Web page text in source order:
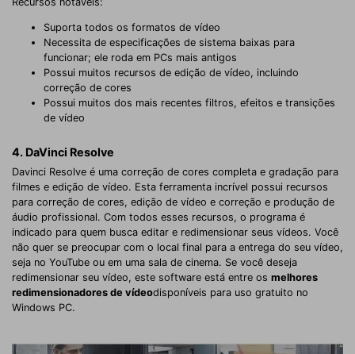
Suporta todos os formatos de vídeo
Necessita de especificações de sistema baixas para
funcionar; ele roda em PCs mais antigos
Possui muitos recursos de edição de vídeo, incluindo
correção de cores
Possui muitos dos mais recentes filtros, efeitos e transições
de vídeo
4. DaVinci Resolve
Davinci Resolve é uma correção de cores completa e gradação para
filmes e edição de vídeo. Esta ferramenta incrível possui recursos
para correção de cores, edição de vídeo e correção e produção de
áudio profissional. Com todos esses recursos, o programa é
indicado para quem busca editar e redimensionar seus vídeos. Você
não quer se preocupar com o local final para a entrega do seu vídeo,
seja no YouTube ou em uma sala de cinema. Se você deseja
redimensionar seu vídeo, este software está entre os melhores
redimensionadores de vídeodisponíveis para uso gratuito no
Windows PC.